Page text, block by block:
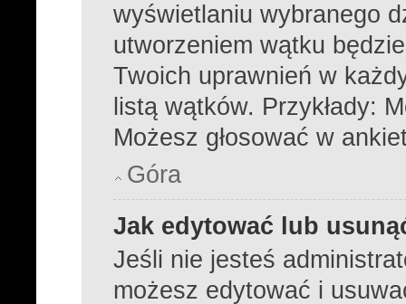
wyświetlaniu wybranego
utworzeniem wątku
Twoich uprawnień w
listą wątków. Przykłady:
Możesz głosować w
Góra
Jak edytować lub
Jeśli nie jesteś
możesz edytować i